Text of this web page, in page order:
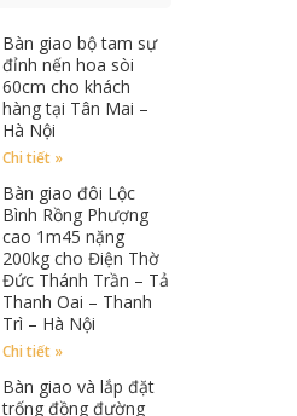
Bàn giao bộ tam sự
đỉnh nến hoa sòi
60cm cho khách
hàng tại Tân Mai –
Hà Nội
Chi tiết »
Bàn giao đôi Lộc
Bình Rồng Phượng
cao 1m45 nặng
200kg cho Điện Thờ
Đức Thánh Trần – Tả
Thanh Oai – Thanh
Trì – Hà Nội
Chi tiết »
Bàn giao và lắp đặt
trống đồng đường